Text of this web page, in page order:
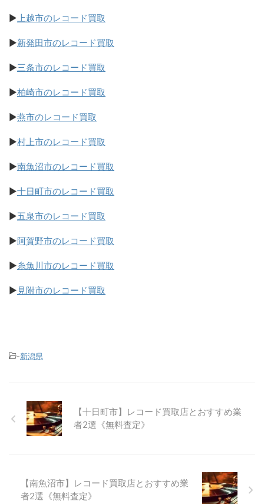
▶上越市のレコード買取
▶新発田市のレコード買取
▶三条市のレコード買取
▶柏崎市のレコード買取
▶燕市のレコード買取
▶村上市のレコード買取
▶南魚沼市のレコード買取
▶十日町市のレコード買取
▶五泉市のレコード買取
▶阿賀野市のレコード買取
▶糸魚川市のレコード買取
▶ 見附市のレコード買取
-新潟県
【十日町市】レコード買取店とおすすめ業
者2選《無料査定》
【南魚沼市】レコード買取店とおすすめ業
者2選《無料査定》